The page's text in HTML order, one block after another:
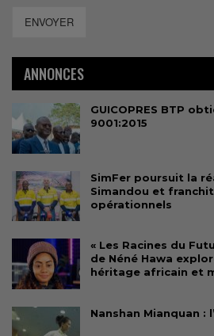
ENVOYER
ANNONCES
GUICOPRES BTP
9001:2015
SimFer poursuit la
Simandou et
opérationnels
« Les Racines du
de Néné Hawa
héritage africain et
Nanshan Mianquan :